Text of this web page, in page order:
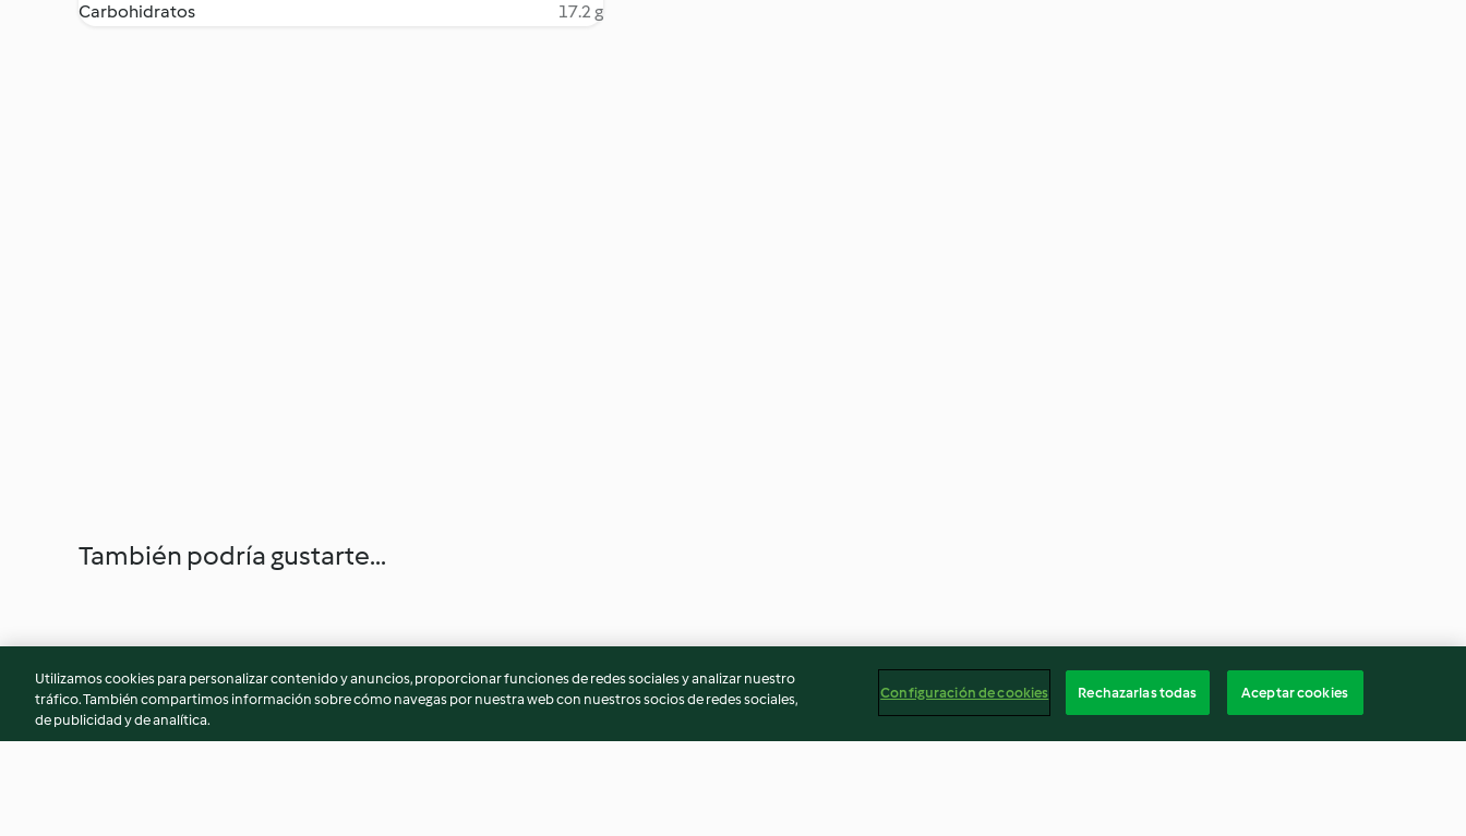
Carbohidratos
17.2 g
También podría gustarte...
Utilizamos cookies para personalizar contenido y anuncios, proporcionar funciones de redes sociales y analizar nuestro
tráfico. También compartimos información sobre cómo navegas por nuestra web con nuestros socios de redes sociales,
de publicidad y de analítica.
Configuración de cookies Rechazarlas todas Aceptar cookies